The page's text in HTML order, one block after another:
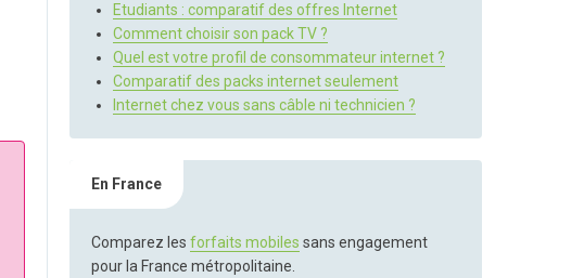
Etudiants : comparatif des offres Internet
Comment choisir son pack TV ?
Quel est votre profil de consommateur internet ?
Comparatif des packs internet seulement
Internet chez vous sans câble ni technicien ?
En France
Comparez lesforfaits mobiles sans engagement
pour la France métropolitaine.